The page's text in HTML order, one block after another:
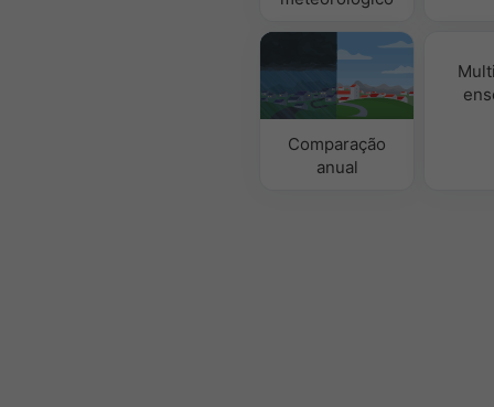
Comparação
anual